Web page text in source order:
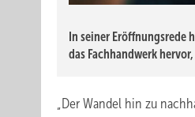
In seiner Eröffnungsrede
das Fachhandwerk
„Der Wandel hin zu